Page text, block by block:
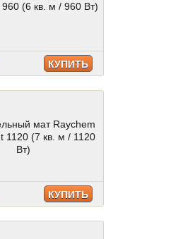
(6 кв. м / 960 Вт)
КУПИТЬ
мат Raychem
1120 (7 кв. м / 1120
Вт)
КУПИТЬ